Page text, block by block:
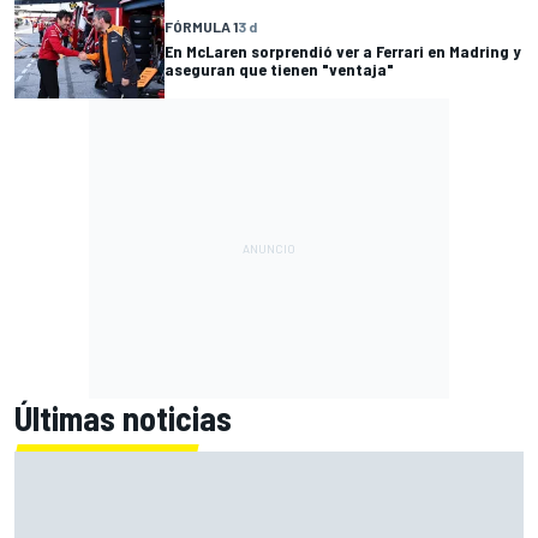
FÓRMULA 13 d
En McLaren sorprendió ver a Ferrari en Madring y
aseguran que tienen "ventaja"
Últimas noticias